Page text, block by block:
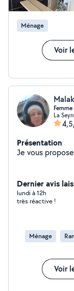
Ménage
Voir
La
Présentation
Je vous
Dernier avis
lundi à 12h
très réactive !
Ménage
Voir